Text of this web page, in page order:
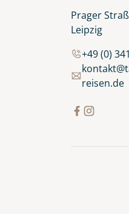
Prager
Leipzig
+49 (0)
reisen.de